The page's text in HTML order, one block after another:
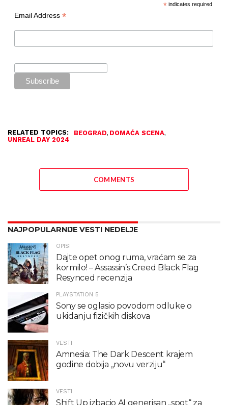
*indicates required
Email Address *
RELATED TOPICS: BEOGRAD, DOMAĆA SCENA,
UNREAL DAY 2024
COMMENTS
NAJPOPULARNIJE VESTI NEDELJE
OPISI
Dajte opet onog ruma, vraćam se za
kormilo! – Assassin’s Creed Black Flag
Resynced recenzija
PLAYSTATION 5
Sony se oglasio povodom odluke o
ukidanju fizičkih diskova
VESTI
Amnesia: The Dark Descent krajem
godine dobija „novu verziju“
VESTI
Shift Up izbacio AI generisan „spot“ za